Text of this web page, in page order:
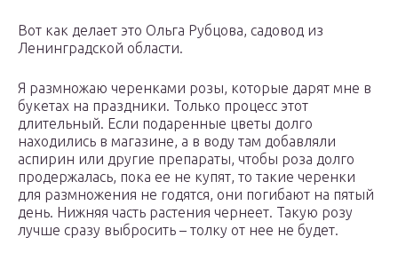
Вот как делает это Ольга Рубцова, садовод из
Ленинградской области.
Я размножаю черенками розы, которые дарят мне в
букетах на праздники. Только процесс этот
длительный. Если подаренные цветы долго
находились в магазине, а в воду там добавляли
аспирин или другие препараты, чтобы роза долго
продержалась, пока ее не купят, то такие черенки
для размножения не годятся, они погибают на пятый
день. Нижняя часть растения чернеет. Такую розу
лучше сразу выбросить – толку от нее не будет.